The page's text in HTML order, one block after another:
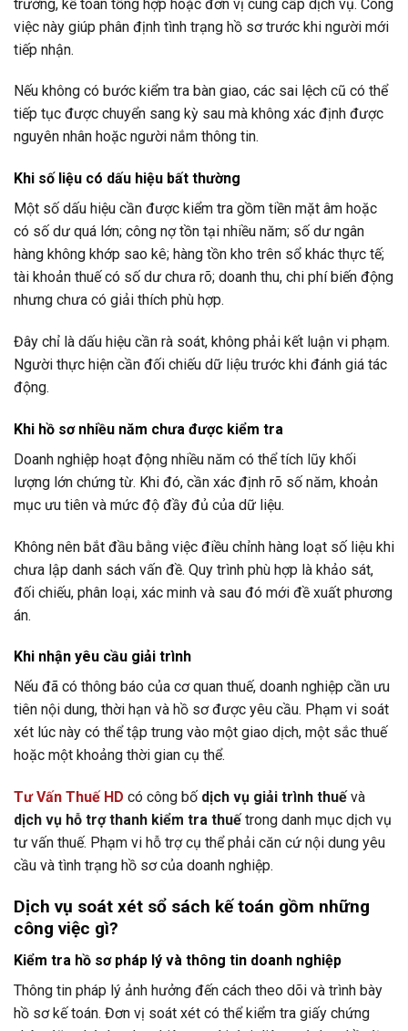
trưởng, kế toán tổng hợp hoặc đơn vị cung cấp dịch vụ. Công
việc này giúp phân định tình trạng hồ sơ trước khi người mới
tiếp nhận.
Nếu không có bước kiểm tra bàn giao, các sai lệch cũ có thể
tiếp tục được chuyển sang kỳ sau mà không xác định được
nguyên nhân hoặc người nắm thông tin.
Khi số liệu có dấu hiệu bất thường
Một số dấu hiệu cần được kiểm tra gồm tiền mặt âm hoặc
có số dư quá lớn; công nợ tồn tại nhiều năm; số dư ngân
hàng không khớp sao kê; hàng tồn kho trên sổ khác thực tế;
tài khoản thuế có số dư chưa rõ; doanh thu, chi phí biến động
nhưng chưa có giải thích phù hợp.
Đây chỉ là dấu hiệu cần rà soát, không phải kết luận vi phạm.
Người thực hiện cần đối chiếu dữ liệu trước khi đánh giá tác
động.
Khi hồ sơ nhiều năm chưa được kiểm tra
Doanh nghiệp hoạt động nhiều năm có thể tích lũy khối
lượng lớn chứng từ. Khi đó, cần xác định rõ số năm, khoản
mục ưu tiên và mức độ đầy đủ của dữ liệu.
Không nên bắt đầu bằng việc điều chỉnh hàng loạt số liệu khi
chưa lập danh sách vấn đề. Quy trình phù hợp là khảo sát,
đối chiếu, phân loại, xác minh và sau đó mới đề xuất phương
án.
Khi nhận yêu cầu giải trình
Nếu đã có thông báo của cơ quan thuế, doanh nghiệp cần ưu
tiên nội dung, thời hạn và hồ sơ được yêu cầu. Phạm vi soát
xét lúc này có thể tập trung vào một giao dịch, một sắc thuế
hoặc một khoảng thời gian cụ thể.
Tư Vấn Thuế HD có công bố dịch vụ giải trình thuế và
dịch vụ hỗ trợ thanh kiểm tra thuế trong danh mục dịch vụ
tư vấn thuế. Phạm vi hỗ trợ cụ thể phải căn cứ nội dung yêu
cầu và tình trạng hồ sơ của doanh nghiệp.
Dịch vụ soát xét sổ sách kế toán gồm những
công việc gì?
Kiểm tra hồ sơ pháp lý và thông tin doanh nghiệp
Thông tin pháp lý ảnh hưởng đến cách theo dõi và trình bày
hồ sơ kế toán. Đơn vị soát xét có thể kiểm tra giấy chứng